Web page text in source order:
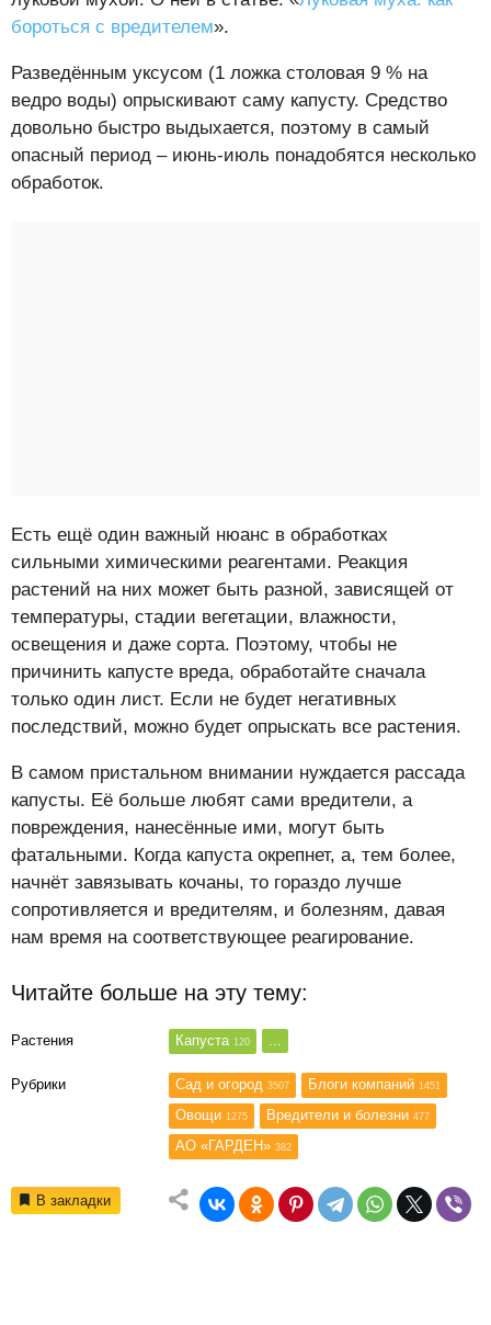
бороться с вредителем».
Разведённым уксусом (1 ложка столовая 9 % на
ведро воды) опрыскивают саму капусту. Средство
довольно быстро выдыхается, поэтому в самый
опасный период – июнь-июль понадобятся несколько
обработок.
Есть ещё один важный нюанс в обработках
сильными химическими реагентами. Реакция
растений на них может быть разной, зависящей от
температуры, стадии вегетации, влажности,
освещения и даже сорта. Поэтому, чтобы не
причинить капусте вреда, обработайте сначала
только один лист. Если не будет негативных
последствий, можно будет опрыскать все растения.
В самом пристальном внимании нуждается рассада
капусты. Её больше любят сами вредители, а
повреждения, нанесённые ими, могут быть
фатальными. Когда капуста окрепнет, а, тем более,
начнёт завязывать кочаны, то гораздо лучше
сопротивляется и вредителям, и болезням, давая
нам время на соответствующее реагирование.
Читайте больше на эту тему:
Растения Капуста 120 ...
Рубрики Сад и огород 3507 Блоги компаний 1451
Овощи 1275 Вредители и болезни 477
АО «ГАРДЕН» 382
В закладки